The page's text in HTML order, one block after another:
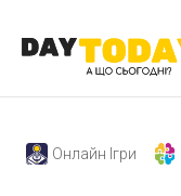
Онлайн Ігри